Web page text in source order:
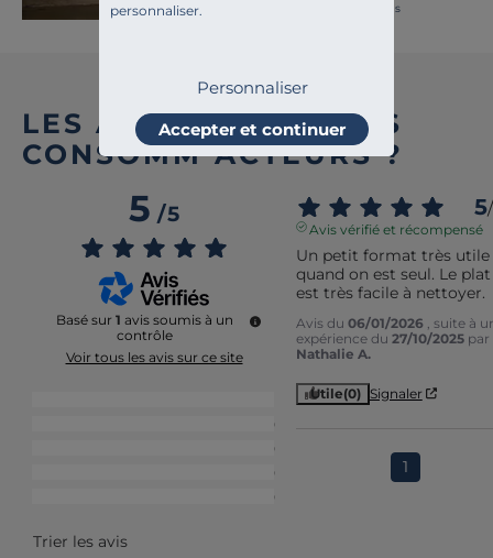
personnaliser.
Personnaliser
Accepter et continuer
Français
LES AVIS DES AUTRES
CONSOMM’ACTEURS ?
5/5
Basé sur 1 avis soumis à un
contrôle
Voir tous les avis sur ce site
0
0
0
0
Trier les avis
5/
Avis vérifié et récompensé
Un petit format très utile
quand on est seul. Le plat
est très facile à nettoyer.
Avis du 06/01/2026
, suite à
expérience du 27/10/2025 par
Nathalie A.
Utile(0) Signaler
1